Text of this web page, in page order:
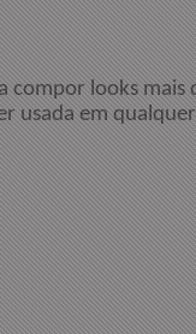
compor looks mais
usada em